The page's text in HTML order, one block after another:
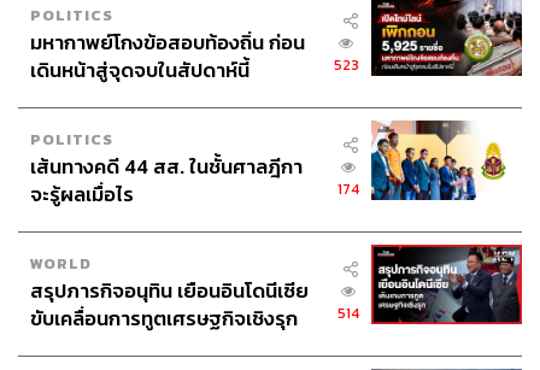
POLITICS
มหากาพย์โกงข้อสอบท้องถิ่น ก่อน
เดินหน้าสู่จุดจบในสัปดาห์นี้
523
POLITICS
เส้นทางคดี 44 สส. ในชั้นศาลฎีกา
จะรู้ผลเมื่อไร
174
WORLD
สรุปภารกิจอนุทิน เยือนอินโดนีเซีย
ขับเคลื่อนการทูตเศรษฐกิจเชิงรุก
514